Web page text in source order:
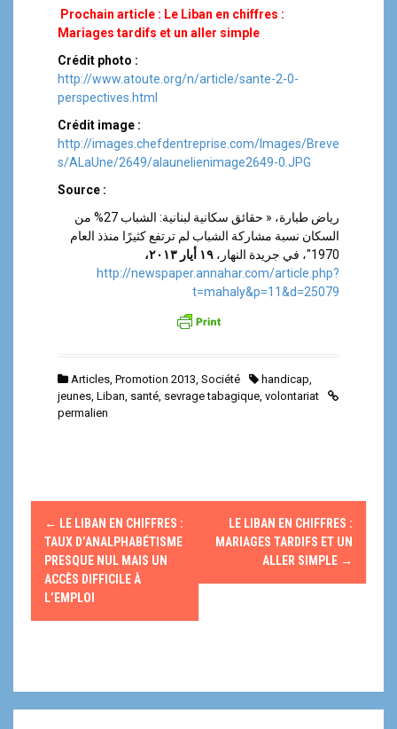
Prochain article : Le Liban en chiffres :
Mariages tardifs et un aller simple
Crédit photo :
http://www.atoute.org/n/article/sante-2-0-
perspectives.html
Crédit image :
http://images.chefdentreprise.com/Images/Breve
s/ALaUne/2649/alaunelienimage2649-0.JPG
Source :
رياض طبارة، « حقائق سكانية لبنانية: الشباب 27% من
السكان نسبة مشاركة الشباب لم ترتفع كثيرًا منذذ العام
1970″، في جريدة النهار،
١٩ أيار ٢٠١٣،
http://newspaper.annahar.com/article.php?
t=mahaly&p=11&d=25079
Articles Promotion 2013 Société handicap
jeunes Liban santé sevrage tabagique volontariat
permalien
N
a
i
a
← LE LIBAN EN CHIFFRES :
TAUX D’ANALPHABÉTISME
PRESQUE NUL MAIS UN
ACCÈS DIFFICILE À
L’EMPLOI
LE LIBAN EN CHIFFRES :
MARIAGES TARDIFS ET UN
ALLER SIMPLE →